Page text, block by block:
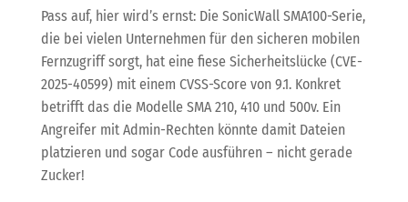
Pass auf, hier wird’s ernst: Die SonicWall SMA100-Serie,
die bei vielen Unternehmen für den sicheren mobilen
Fernzugriff sorgt, hat eine fiese Sicherheitslücke (CVE-
2025-40599) mit einem CVSS-Score von 9.1. Konkret
betrifft das die Modelle SMA 210, 410 und 500v. Ein
Angreifer mit Admin-Rechten könnte damit Dateien
platzieren und sogar Code ausführen – nicht gerade
Zucker!